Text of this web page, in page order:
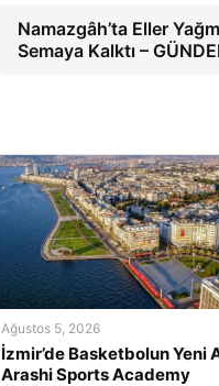
Namazgâh’ta Eller
Semaya Kalktı –
Ağustos 5, 2026
İzmir’de Basketbolun Yeni
Arashi Sports Academy